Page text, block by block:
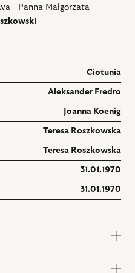
- Panna Małgorzata
Ciotunia
Aleksander Fredro
Joanna Koenig
Teresa Roszkowska
Teresa Roszkowska
31.01.1970
31.01.1970